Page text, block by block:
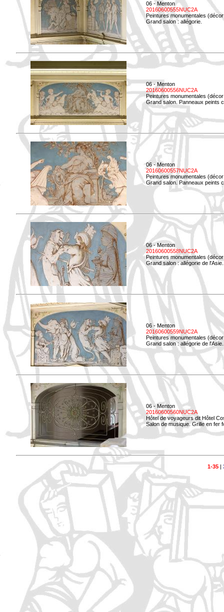
06 - Menton
20160600555NUC2A
Peintures monumentales
Grand salon : allégorie.
06 - Menton
20160600556NUC2A
Peintures monumentales
Grand salon. Panneaux peints
06 - Menton
20160600557NUC2A
Peintures monumentales
Grand salon. Panneaux peints
06 - Menton
20160600558NUC2A
Peintures monumentales
Grand salon : allégorie de
06 - Menton
20160600559NUC2A
Peintures monumentales
Grand salon : allégorie de l'Asie.
06 - Menton
20160600560NUC2A
Hôtel de voyageurs dit Hôtel
Salon de musique. Grille en fer
1-35|